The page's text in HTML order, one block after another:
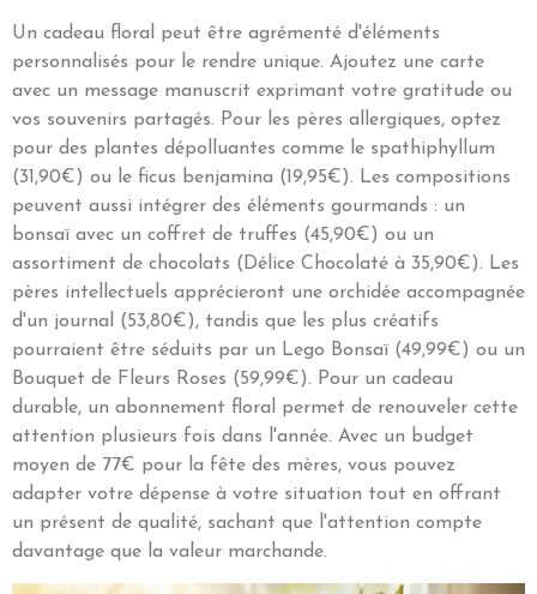
Un cadeau floral peut être agrémenté d'éléments
personnalisés pour le rendre unique. Ajoutez une carte
avec un message manuscrit exprimant votre gratitude ou
vos souvenirs partagés. Pour les pères allergiques, optez
pour des plantes dépolluantes comme le spathiphyllum
(31,90€) ou le ficus benjamina (19,95€). Les compositions
peuvent aussi intégrer des éléments gourmands : un
bonsaï avec un coffret de truffes (45,90€) ou un
assortiment de chocolats (Délice Chocolaté à 35,90€). Les
pères intellectuels apprécieront une orchidée accompagnée
d'un journal (53,80€), tandis que les plus créatifs
pourraient être séduits par un Lego Bonsaï (49,99€) ou un
Bouquet de Fleurs Roses (59,99€). Pour un cadeau
durable, un abonnement floral permet de renouveler cette
attention plusieurs fois dans l'année. Avec un budget
moyen de 77€ pour la fête des mères, vous pouvez
adapter votre dépense à votre situation tout en offrant
un présent de qualité, sachant que l'attention compte
davantage que la valeur marchande.